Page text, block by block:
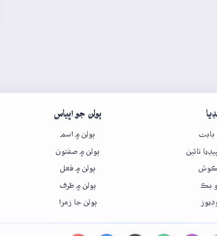
بابت
تائين
ڪوش
بڪ
ٻولن جو اڀياس
ٻولن ۾ اسم
ٻولن ۾ صفتون
ٻولن ۾ فعل
ٻولن ۾ ظرف
ٻولن جا زمرا